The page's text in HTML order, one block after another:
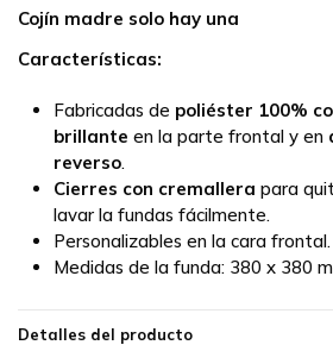
Cojín madre solo hay una
Características:
Fabricadas de poliéster 100%
brillante en la parte frontal y en
reverso.
Cierres con cremallera para
lavar la fundas fácilmente.
Personalizables en la cara frontal.
Medidas de la funda: 380 x 380
Detalles del producto